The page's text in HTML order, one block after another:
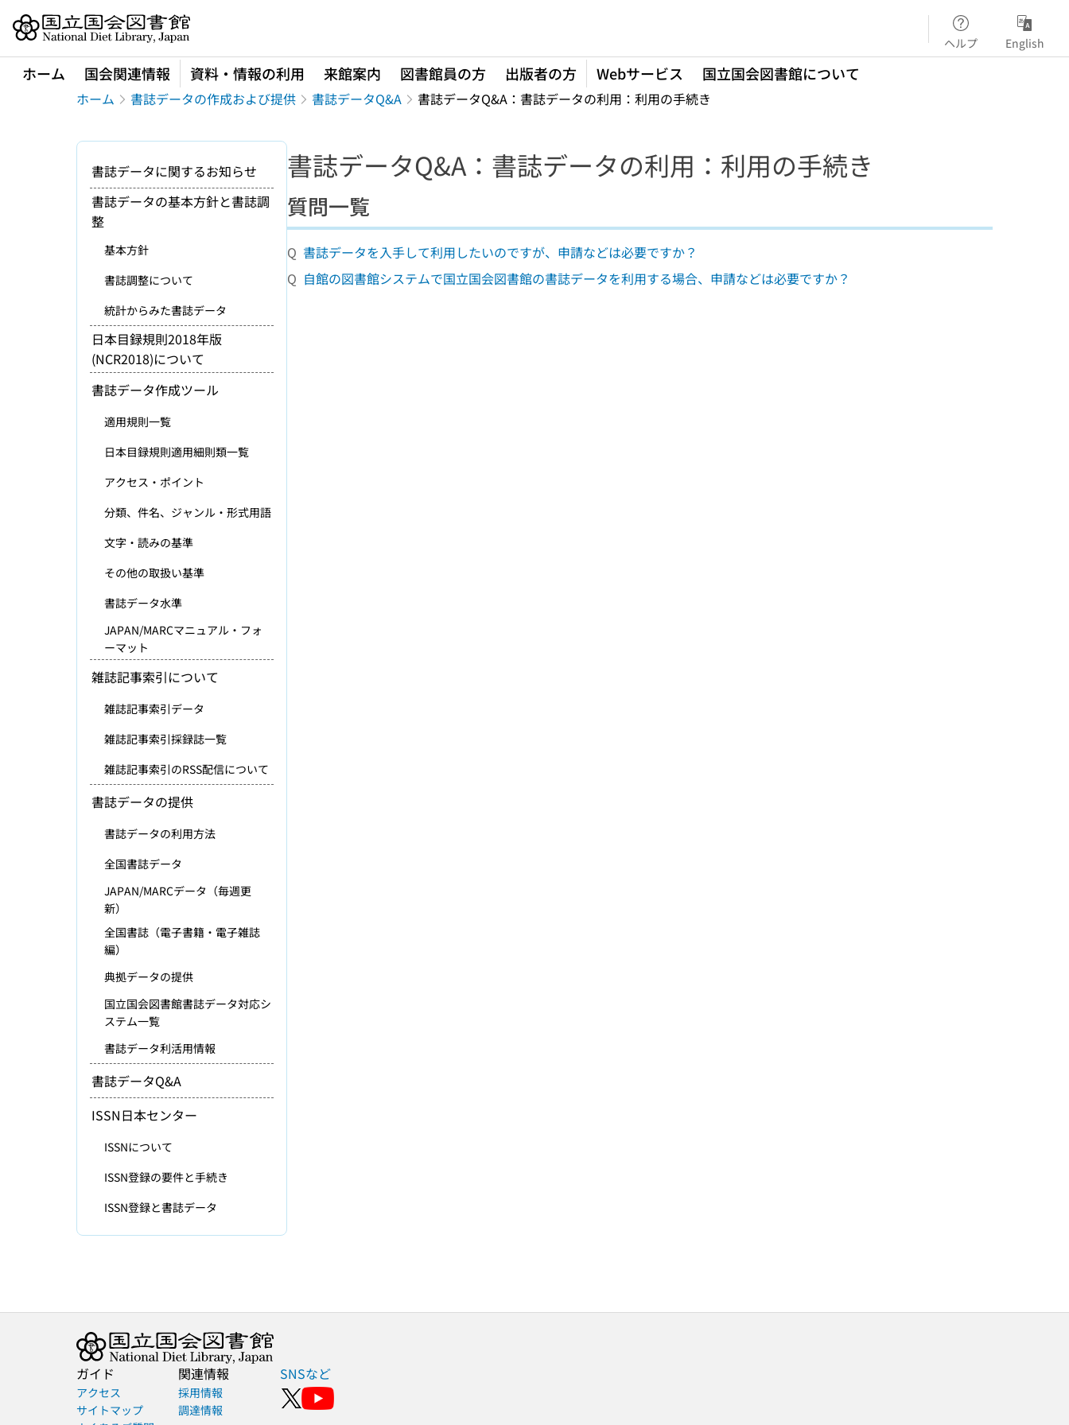
本文へ移動
ヘルプ English
ホーム 国会関連情報 資料・情報の利用 来館案内 図書館員の方 出版者の方 Webサービス 国立国会図書館について
ホーム 書誌データの作成および提供 書誌データQ&A 書誌データQ&A：書誌データの利用：利用の手続き
書誌データQ&A：書誌データの利用：利用の手続き
質問一覧
Q 書誌データを入手して利用したいのですが、申請などは必要ですか？
Q 自館の図書館システムで国立国会図書館の書誌データを利用する場合、申請などは必要ですか？
書誌データに関するお知らせ
書誌データの基本方針と書誌調
整
基本方針
書誌調整について
統計からみた書誌データ
日本目録規則2018年版
(NCR2018)について
書誌データ作成ツール
適用規則一覧
日本目録規則適用細則類一覧
アクセス・ポイント
分類、件名、ジャンル・形式用語
文字・読みの基準
その他の取扱い基準
書誌データ水準
JAPAN/MARCマニュアル・フォ
ーマット
雑誌記事索引について
雑誌記事索引データ
雑誌記事索引採録誌一覧
雑誌記事索引のRSS配信について
書誌データの提供
書誌データの利用方法
全国書誌データ
JAPAN/MARCデータ（毎週更
新）
全国書誌（電子書籍・電子雑誌
編）
典拠データの提供
国立国会図書館書誌データ対応シ
ステム一覧
書誌データ利活用情報
書誌データQ&A
ISSN日本センター
ISSNについて
ISSN登録の要件と手続き
ISSN登録と書誌データ
ガイド
アクセス
サイトマップ
関連情報
採用情報
調達情報
SNSなど